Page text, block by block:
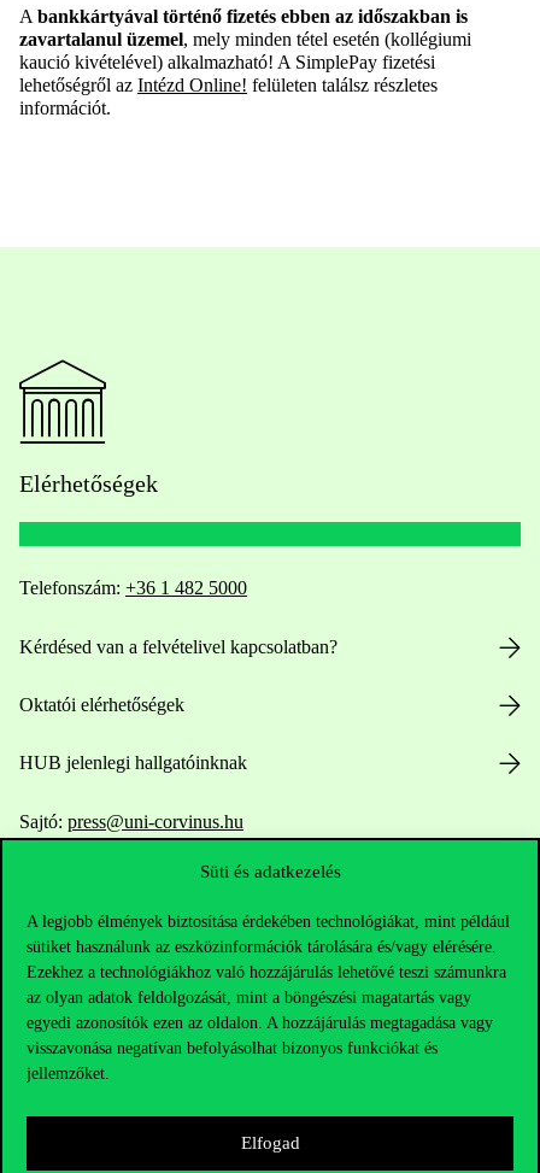
Süti és adatkezelés
A legjobb élmények biztosítása érdekében technológiákat, mint például
sütiket használunk az eszközinformációk tárolására és/vagy elérésére.
Ezekhez a technológiákhoz való hozzájárulás lehetővé teszi számunkra
az olyan adatok feldolgozását, mint a böngészési magatartás vagy
egyedi azonosítók ezen az oldalon. A hozzájárulás megtagadása vagy
visszavonása negatívan befolyásolhat bizonyos funkciókat és
jellemzőket.
Elfogad
A bankkártyával történő fizetés ebben az időszakban is
zavartalanul üzemel, mely minden tétel esetén (kollégiumi
kaució kivételével) alkalmazható! A SimplePay fizetési
lehetőségről az Intézd Online! felületen találsz részletes
információt.
Elérhetőségek
Telefonszám: +36 1 482 5000
Kérdésed van a felvételivel kapcsolatban?
Oktatói elérhetőségek
HUB jelenlegi hallgatóinknak
Sajtó: press@uni-corvinus.hu
Hasznos linkek